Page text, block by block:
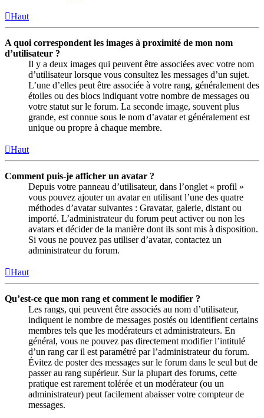
Haut
A quoi correspondent les images à proximité de mon nom
d’utilisateur ?
Il y a deux images qui peuvent être associées avec votre nom
d’utilisateur lorsque vous consultez les messages d’un sujet.
L’une d’elles peut être associée à votre rang, généralement des
étoiles ou des blocs indiquant votre nombre de messages ou
votre statut sur le forum. La seconde image, souvent plus
grande, est connue sous le nom d’avatar et généralement est
unique ou propre à chaque membre.
Haut
Comment puis-je afficher un avatar ?
Depuis votre panneau d’utilisateur, dans l’onglet « profil »
vous pouvez ajouter un avatar en utilisant l’une des quatre
méthodes d’avatar suivantes : Gravatar, galerie, distant ou
importé. L’administrateur du forum peut activer ou non les
avatars et décider de la manière dont ils sont mis à disposition.
Si vous ne pouvez pas utiliser d’avatar, contactez un
administrateur du forum.
Haut
Qu’est-ce que mon rang et comment le modifier ?
Les rangs, qui peuvent être associés au nom d’utilisateur,
indiquent le nombre de messages postés ou identifient certains
membres tels que les modérateurs et administrateurs. En
général, vous ne pouvez pas directement modifier l’intitulé
d’un rang car il est paramétré par l’administrateur du forum.
Évitez de poster des messages sur le forum dans le seul but de
passer au rang supérieur. Sur la plupart des forums, cette
pratique est rarement tolérée et un modérateur (ou un
administrateur) peut facilement abaisser votre compteur de
messages.